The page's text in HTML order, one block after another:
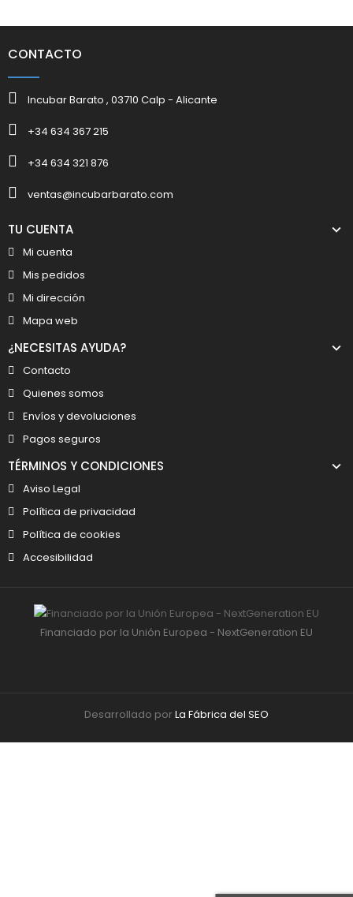
CONTACTO
Incubar Barato , 03710 Calp - Alicante
+34 634 367 215
+34 634 321 876
ventas@incubarbarato.com
TU CUENTA
Mi cuenta
Mis pedidos
Mi dirección
Mapa web
¿NECESITAS AYUDA?
Contacto
Quienes somos
Envíos y devoluciones
Pagos seguros
TÉRMINOS Y CONDICIONES
Aviso Legal
Política de privacidad
Política de cookies
Accesibilidad
Financiado por la Unión Europea - NextGeneration EU
Desarrollado porLa Fábrica del SEO